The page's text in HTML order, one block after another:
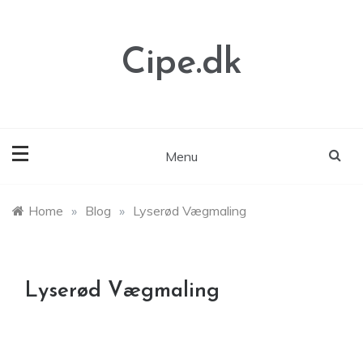
Cipe.dk
Menu
Home » Blog » Lyserød Vægmaling
Lyserød Vægmaling